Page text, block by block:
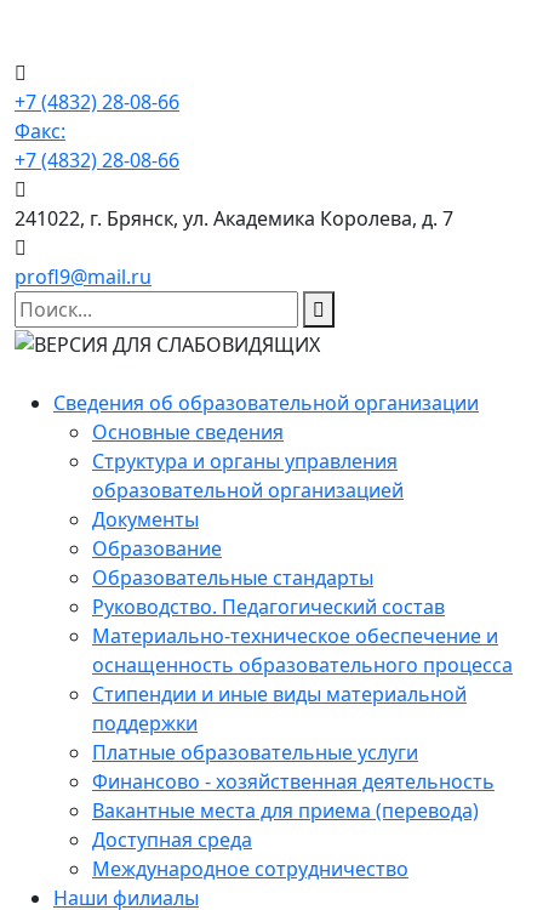
+7 (4832) 28-08-66
Факс:
+7 (4832) 28-08-66
241022, г. Брянск, ул. Академика Королева, д. 7
profl9@mail.ru
Сведения об образовательной организации
Основные сведения
Структура и органы управления
образовательной организацией
Документы
Образование
Образовательные стандарты
Руководство. Педагогический состав
Материально-техническое обеспечение и
оснащенность образовательного процесса
Стипендии и иные виды материальной
поддержки
Платные образовательные услуги
Финансово - хозяйственная деятельность
Вакантные места для приема (перевода)
Доступная среда
Международное сотрудничество
Наши филиалы